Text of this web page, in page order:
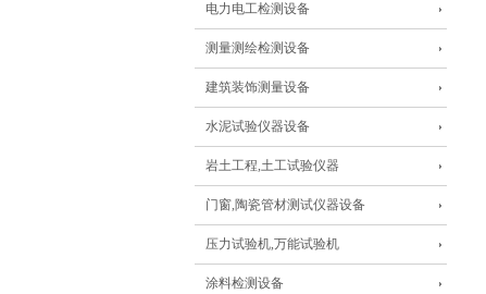
电力电工检测设备
测量测绘检测设备
建筑装饰测量设备
水泥试验仪器设备
岩土工程,土工试验仪器
门窗,陶瓷管材测试仪器设备
压力试验机,万能试验机
涂料检测设备